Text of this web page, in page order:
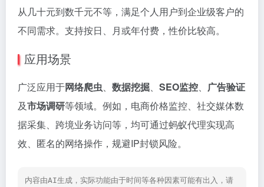
从几十元到数千元不等，满足个人用户到企业级客户的
不同需求。支持按日、月或年付费，性价比较高。
应用场景
广泛应用于网络爬虫、 数据挖掘、 SEO监控、 广告验证
及市场调研等领域。例如，电商价格监控、社交媒体数
据采集、跨境业务访问等，均可通过蚂蚁代理实现高
效、匿名的网络操作，规避IP封锁风险。
内容由AI生成，实际功能由于时间等各种因素可能有出入，请